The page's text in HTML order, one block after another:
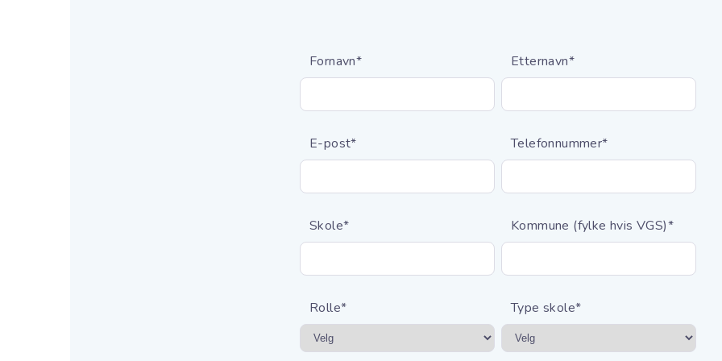
Fornavn* Etternavn*
E-post* Telefonnummer*
Skole* Kommune (fylke hvis VGS)*
Rolle* Type skole*